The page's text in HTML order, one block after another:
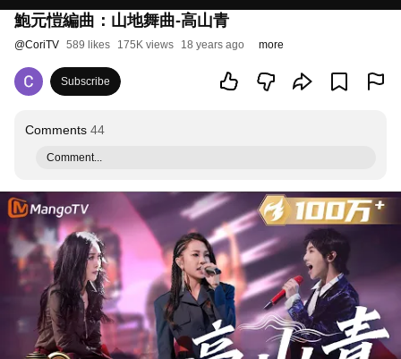
鮑元愷編曲：山地舞曲-高山青
@CoriTV 589 likes 175K views 18 years ago more
Subscribe
Comments 44
Comment...